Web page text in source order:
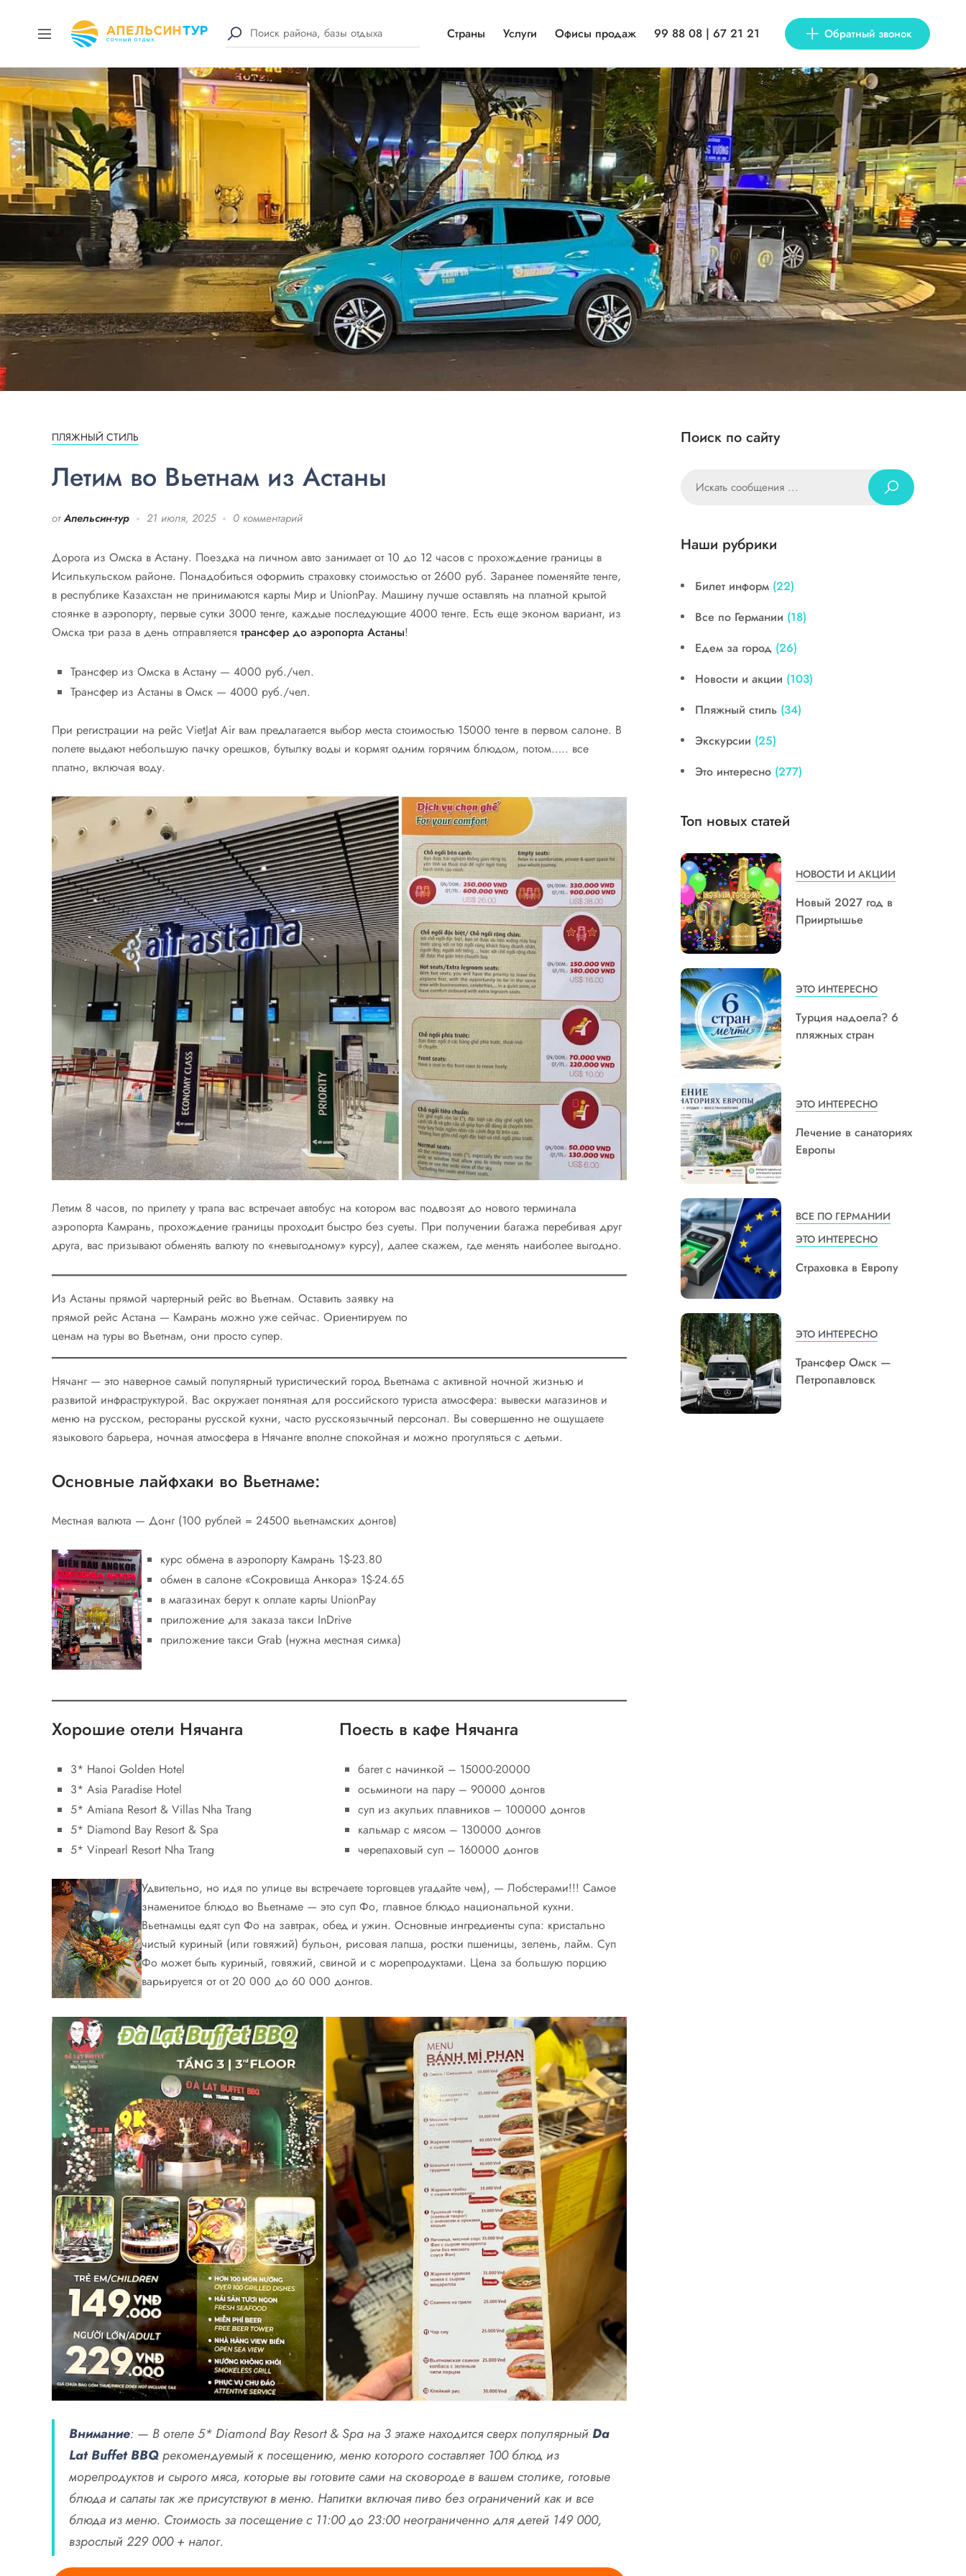
Страны Услуги Офисы продаж 99 88 08 | 67 21 21 Обратный звонок
ПЛЯЖНЫЙ СТИЛЬ
Летим во Вьетнам из Астаны
от Апельсин-тур 21 июля, 2025 0 комментарий
Дорога из Омска в Астану. Поездка на личном авто занимает от 10 до 12 часов с прохождение границы в
Исилькульском районе. Понадобиться оформить страховку стоимостью от 2600 руб. Заранее поменяйте тенге,
в республике Казахстан не принимаются карты Мир и UnionPay. Машину лучше оставлять на платной крытой
стоянке в аэропорту, первые сутки 3000 тенге, каждые последующие 4000 тенге. Есть еще эконом вариант, из
Омска три раза в день отправляется трансфер до аэропорта Астаны!
Трансфер из Омска в Астану — 4000 руб./чел.
Трансфер из Астаны в Омск — 4000 руб./чел.
При регистрации на рейс VietJat Air вам предлагается выбор места стоимостью 15000 тенге в первом салоне. В
полете выдают небольшую пачку орешков, бутылку воды и кормят одним горячим блюдом, потом….. все
платно, включая воду.
Летим 8 часов, по прилету у трапа вас встречает автобус на котором вас подвозят до нового терминала
аэропорта Камрань, прохождение границы проходит быстро без суеты. При получении багажа перебивая друг
друга, вас призывают обменять валюту по «невыгодному» курсу), далее скажем, где менять наиболее выгодно.
Из Астаны прямой чартерный рейс во Вьетнам. Оставить заявку на
прямой рейс Астана — Камрань можно уже сейчас. Ориентируем по
ценам на туры во Вьетнам, они просто супер.
Нячанг — это наверное самый популярный туристический город Вьетнама с активной ночной жизнью и
развитой инфраструктурой. Вас окружает понятная для российского туриста атмосфера: вывески магазинов и
меню на русском, рестораны русской кухни, часто русскоязычный персонал. Вы совершенно не ощущаете
языкового барьера, ночная атмосфера в Нячанге вполне спокойная и можно прогуляться с детьми.
Основные лайфхаки во Вьетнаме:
Местная валюта — Донг (100 рублей = 24500 вьетнамских донгов)
курс обмена в аэропорту Камрань 1$-23.80
обмен в салоне «Сокровища Анкора» 1$-24.65
в магазинах берут к оплате карты UnionPay
приложение для заказа такси InDrive
приложение такси Grab (нужна местная симка)
Хорошие отели Нячанга
3* Hanoi Golden Hotel
3* Asia Paradise Hotel
5* Amiana Resort & Villas Nha Trang
5* Diamond Bay Resort & Spa
5* Vinpearl Resort Nha Trang
Поесть в кафе Нячанга
багет с начинкой – 15000-20000
осьминоги на пару – 90000 донгов
суп из акульих плавников – 100000 донгов
кальмар с мясом – 130000 донгов
черепаховый суп – 160000 донгов
Удвительно, но идя по улице вы встречаете торговцев угадайте чем), — Лобстерами!!! Самое
знаменитое блюдо во Вьетнаме — это суп Фо, главное блюдо национальной кухни.
Вьетнамцы едят суп Фо на завтрак, обед и ужин. Основные ингредиенты супа: кристально
чистый куриный (или говяжий) бульон, рисовая лапша, ростки пшеницы, зелень, лайм. Суп
Фо может быть куриный, говяжий, свиной и с морепродуктами. Цена за большую порцию
варьируется от от 20 000 до 60 000 донгов.
Внимание: — В отеле 5* Diamond Bay Resort & Spa на 3 этаже находится сверх популярныйDa
Lat Buffet BBQрекомендуемый к посещению, меню которого составляет 100 блюд из
морепродуктов и сырого мяса, которые вы готовите сами на сковороде в вашем столике, готовые
блюда и салаты так же присутствуют в меню. Напитки включая пиво без ограничений как и все
блюда из меню. Стоимость за посещение с 11:00 до 23:00 неограниченно для детей 149 000,
взрослый 229 000 + налог.
Поиск по сайту
Наши рубрики
Билет информ (22)
Все по Германии (18)
Едем за город (26)
Новости и акции (103)
Пляжный стиль (34)
Экскурсии (25)
Это интересно (277)
Топ новых статей
НОВОСТИ И АКЦИИ
Новый 2027 год в
Прииртышье
ЭТО ИНТЕРЕСНО
Турция надоела? 6
пляжных стран
ЭТО ИНТЕРЕСНО
Лечение в санаториях
Европы
ВСЕ ПО ГЕРМАНИИ
ЭТО ИНТЕРЕСНО
Страховка в Европу
ЭТО ИНТЕРЕСНО
Трансфер Омск —
Петропавловск